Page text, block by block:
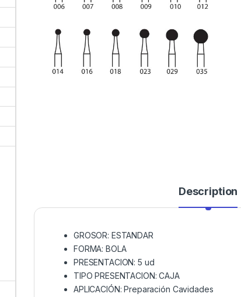
Description
GROSOR: ESTANDAR
FORMA: BOLA
PRESENTACION: 5 ud
TIPO PRESENTACION: CAJA
APLICACIÓN: Preparación Cavidades